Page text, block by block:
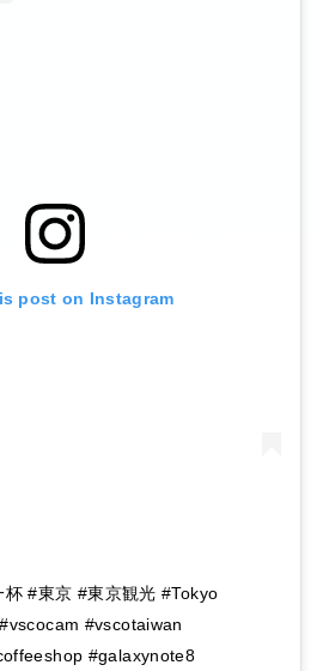
post on Instagram
#東京 #東京観光 #Tokyo
#vscotaiwan
#galaxynote8